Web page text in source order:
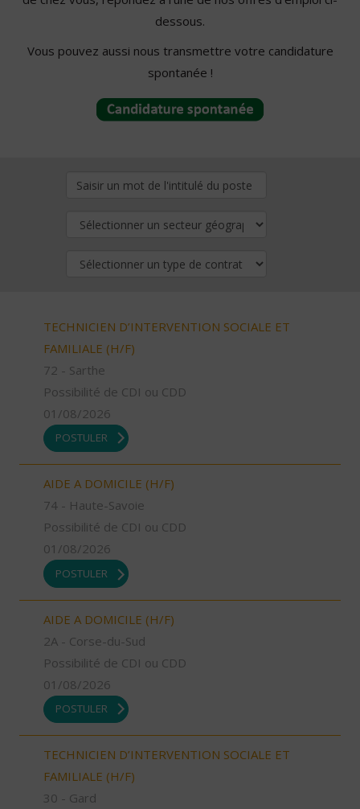
dessous.
Vous pouvez aussi nous transmettre votre candidature
spontanée !
TECHNICIEN D’INTERVENTION SOCIALE ET
FAMILIALE (H/F)
72 - Sarthe
Possibilité de CDI ou CDD
01/08/2026
POSTULER
AIDE A DOMICILE (H/F)
74 - Haute-Savoie
Possibilité de CDI ou CDD
01/08/2026
POSTULER
AIDE A DOMICILE (H/F)
2A - Corse-du-Sud
Possibilité de CDI ou CDD
01/08/2026
POSTULER
TECHNICIEN D’INTERVENTION SOCIALE ET
FAMILIALE (H/F)
30 - Gard